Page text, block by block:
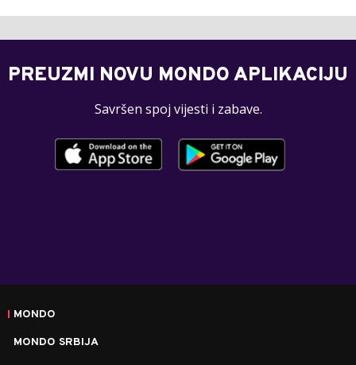
PREUZMI NOVU MONDO APLIKACIJU
Savršen spoj vijesti i zabave.
MONDO
MONDO SRBIJA